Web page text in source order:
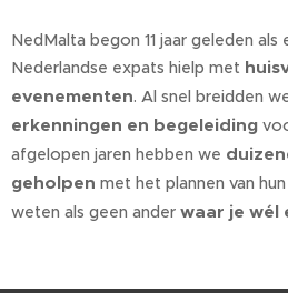
NedMalta begon 11 jaar geleden als
Nederlandse expats hielp met
evenementen. Al snel breidden
erkenningen en begeleiding
afgelopen jaren hebben we
geholpen met het plannen van
weten als geen ander waar je wél